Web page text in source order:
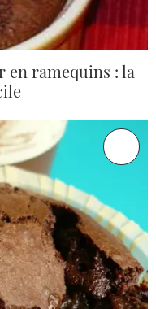
en ramequins : la